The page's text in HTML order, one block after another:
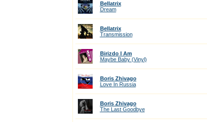
Bellatrix
Dream
Bellatrix
Transmission
Birizdo I Am
Maybe Baby (Vinyl)
Boris Zhivago
Love In Russia
Boris Zhivago
The Last Goodbye